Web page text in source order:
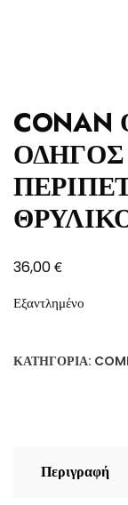
ΟΔΗΓΟΣ
36,00€
Εξαντλημένο
ΚΑΤΗΓΟΡΊΑ:
Περιγραφή